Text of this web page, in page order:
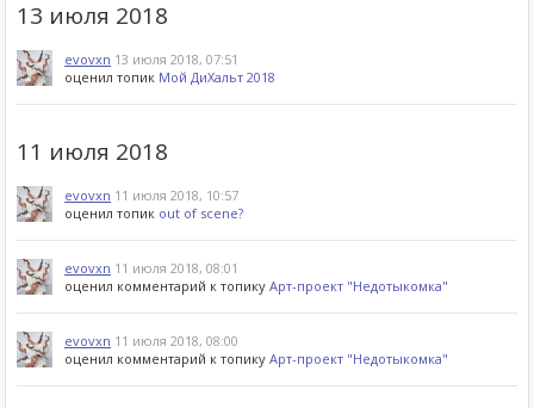
13 июля 2018
evovxn 13 июля 2018, 07:51
оценил топик Мой ДиХальт 2018
11 июля 2018
evovxn 11 июля 2018, 10:57
оценил топик out of scene?
evovxn 11 июля 2018, 08:01
оценил комментарий к топику Арт-проект "Недотыкомка"
evovxn 11 июля 2018, 08:00
оценил комментарий к топику Арт-проект "Недотыкомка"